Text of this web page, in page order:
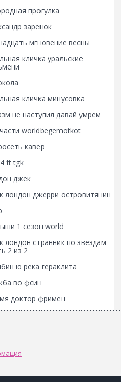
прогулка
заренок
мгновение весны
кличка уральские
кличка минусовка
не наступил давай умрем
worldbegemotkot
кавер
ft tgk
джек
лондон джерри островитянин
1 сезон world
лондон странник по звёздам
2 из 2
ю река гераклита
во фсин
доктор фримен